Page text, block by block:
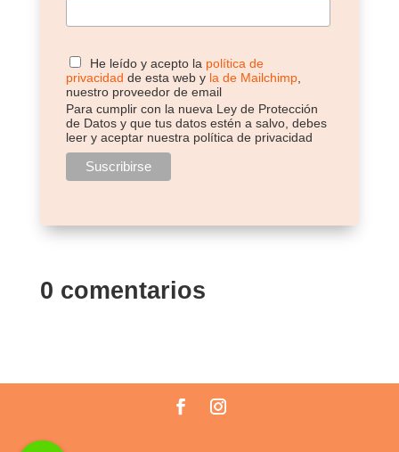
He leído y acepto la política de
privacidad de esta web y la de Mailchimp
nuestro proveedor de email
Para cumplir con la nueva Ley de Protección
de Datos y que tus datos estén a salvo, debes
leer y aceptar nuestra política de privacidad
0 comentarios